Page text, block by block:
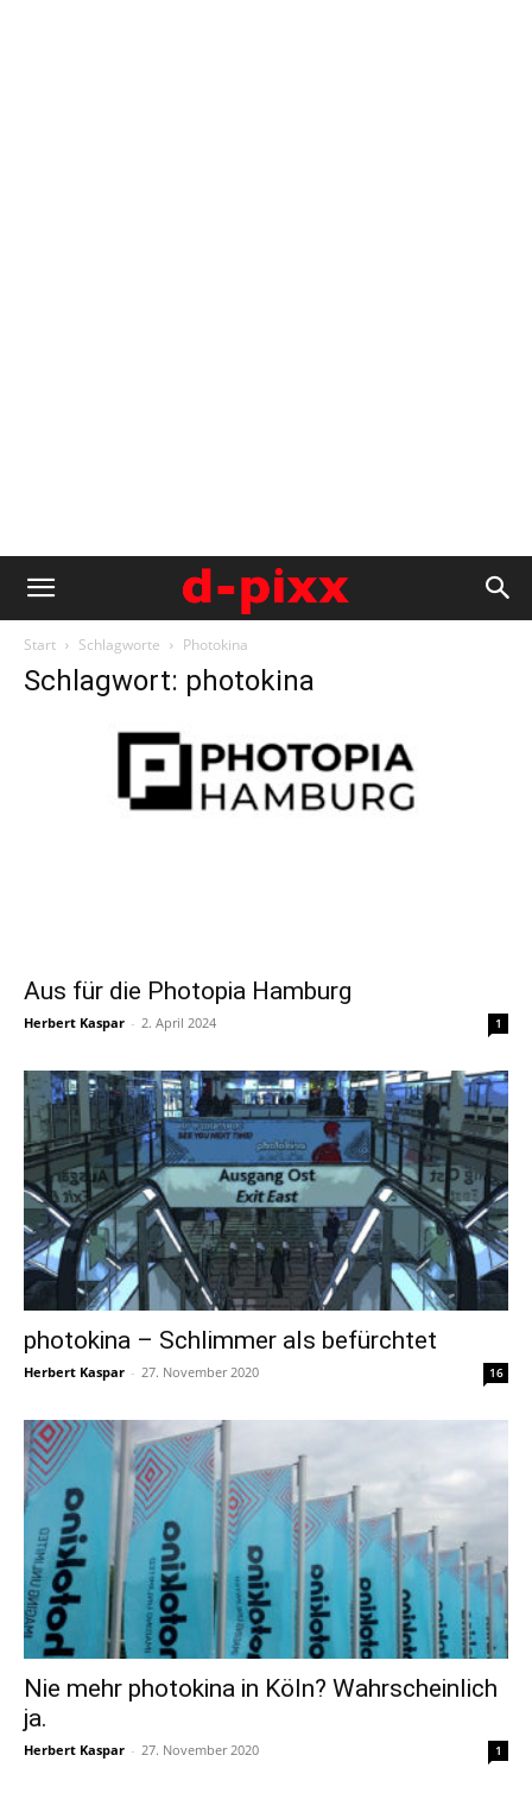
Start Schlagworte Photokina
Schlagwort: photokina
Aus für die Photopia Hamburg
Herbert Kaspar - 2. April 2024 1
photokina – Schlimmer als befürchtet
Herbert Kaspar - 27. November 2020 16
Nie mehr photokina in Köln? Wahrscheinlich
ja.
Herbert Kaspar - 27. November 2020 1